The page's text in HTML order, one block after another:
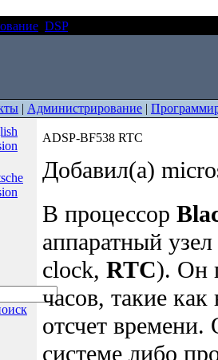
DSP
| Администрирование |
ADSP-BF538 RTC
Добавил(а)
В процессор
аппаратный
clock, RTC). Он
часов, такие
отсчет
системе либо